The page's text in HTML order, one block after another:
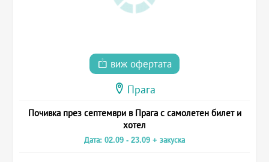
виж офертата
Прага
Почивка през септември в Прага с самолетен билет и
хотел
Дата: 02.09 - 23.09 + закуска